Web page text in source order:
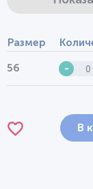
Размер
56 -
В